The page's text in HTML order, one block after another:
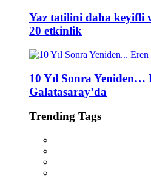
Yaz tatilini daha keyifli
20 etkinlik
10 Yıl Sonra Yeniden…
Galatasaray’da
Trending Tags